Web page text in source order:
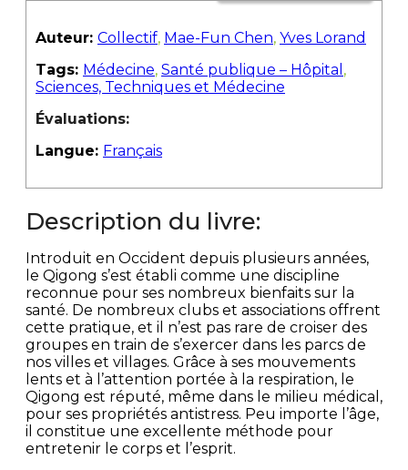
Auteur: Collectif, Mae-Fun Chen, Yves Lorand
Tags: Médecine, Santé publique – Hôpital ,
Sciences, Techniques et Médecine
Évaluations:
Langue: Français
Description du livre:
Introduit en Occident depuis plusieurs années,
le Qigong s’est établi comme une discipline
reconnue pour ses nombreux bienfaits sur la
santé. De nombreux clubs et associations offrent
cette pratique, et il n’est pas rare de croiser des
groupes en train de s’exercer dans les parcs de
nos villes et villages. Grâce à ses mouvements
lents et à l’attention portée à la respiration, le
Qigong est réputé, même dans le milieu médical,
pour ses propriétés antistress. Peu importe l’âge,
il constitue une excellente méthode pour
entretenir le corps et l’esprit.